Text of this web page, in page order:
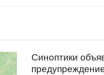
Синоптики